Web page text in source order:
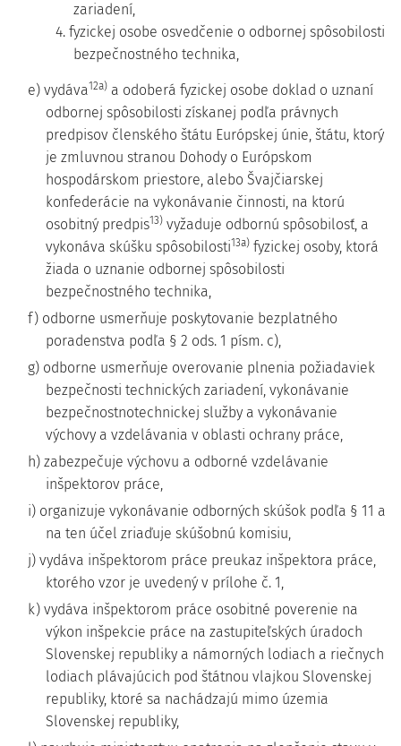
zariadení,
4. fyzickej osobe osvedčenie o odbornej spôsobilosti
bezpečnostného technika,
e) vydáva12a) a odoberá fyzickej osobe doklad o uznaní
odbornej spôsobilosti získanej podľa právnych
predpisov členského štátu Európskej únie, štátu, ktorý
je zmluvnou stranou Dohody o Európskom
hospodárskom priestore, alebo Švajčiarskej
konfederácie na vykonávanie činnosti, na ktorú
osobitný predpis13) vyžaduje odbornú spôsobilosť, a
vykonáva skúšku spôsobilosti13a) fyzickej osoby, ktorá
žiada o uznanie odbornej spôsobilosti
bezpečnostného technika,
f) odborne usmerňuje poskytovanie bezplatného
poradenstva podľa § 2 ods. 1 písm. c),
g) odborne usmerňuje overovanie plnenia požiadaviek
bezpečnosti technických zariadení, vykonávanie
bezpečnostnotechnickej služby a vykonávanie
výchovy a vzdelávania v oblasti ochrany práce,
h) zabezpečuje výchovu a odborné vzdelávanie
inšpektorov práce,
i) organizuje vykonávanie odborných skúšok podľa § 11 a
na ten účel zriaďuje skúšobnú komisiu,
j) vydáva inšpektorom práce preukaz inšpektora práce,
ktorého vzor je uvedený v prílohe č. 1,
k) vydáva inšpektorom práce osobitné poverenie na
výkon inšpekcie práce na zastupiteľských úradoch
Slovenskej republiky a námorných lodiach a riečnych
lodiach plávajúcich pod štátnou vlajkou Slovenskej
republiky, ktoré sa nachádzajú mimo územia
Slovenskej republiky,